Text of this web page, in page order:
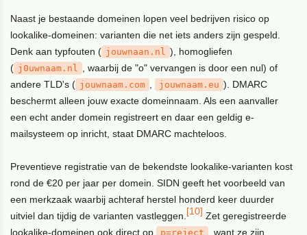
Naast je bestaande domeinen lopen veel bedrijven risico op
lookalike-domeinen: varianten die net iets anders zijn gespeld.
Denk aan typfouten ( jouwnaan.nl
), homogliefen
( j0uwnaam.nl
, waarbij de "o" vervangen is door een nul) of
andere TLD's ( jouwnaam.com jouwnaam.eu ). DMARC
beschermt alleen jouw exacte domeinnaam. Als een aanvaller
een echt ander domein registreert en daar een geldig e-
mailsysteem op inricht, staat DMARC machteloos.
Preventieve registratie van de bekendste lookalike-varianten kost
rond de €20 per jaar per domein. SIDN geeft het voorbeeld van
een merkzaak waarbij achteraf herstel honderd keer duurder
uitviel dan tijdig de varianten vastleggen. [10] Zet geregistreerde
lookalike-domeinen ook direct op
p=reject , want ze zijn